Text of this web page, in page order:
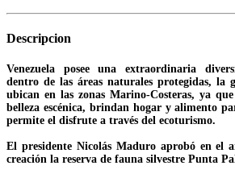
Descripcion
Venezuela posee una extraordinaria
dentro de las áreas naturales protegidas, la
ubican en las zonas Marino-Costeras, ya
belleza escénica, brindan hogar y alimento
permite el disfrute a través del ecoturismo.
El presidente Nicolás Maduro aprobó en el
creación la reserva de fauna silvestre Punta